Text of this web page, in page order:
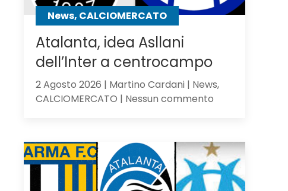
contro
gli
News, CALCIOMERCATO
Atalanta, idea Asllani
dell’Inter a centrocampo
2 Agosto 2026 | Martino Cardani | News,
CALCIOMERCATO | Nessun commentosu
Asllani
dell’Inter
a
centrocampo